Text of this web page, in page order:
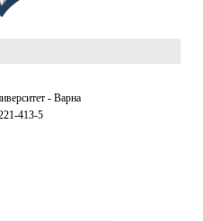
- Варна
413-5